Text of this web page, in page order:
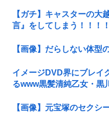
【ガチ】キャスターの大
言』をしてしまう！！！
【画像】だらしない体型
イメージDVD界にブレイ
るwww黒髪清純乙女・黒
【画像】元宝塚のセク